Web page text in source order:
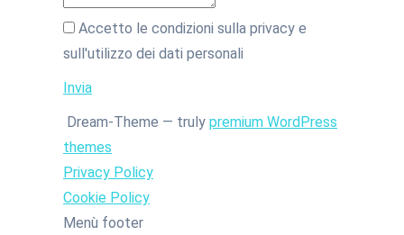
Accetto le condizioni sulla privacy e
sull'utilizzo dei dati personali
Invia
Dream-Theme — truly premium WordPress
themes
Privacy Policy
Cookie Policy
Menù footer